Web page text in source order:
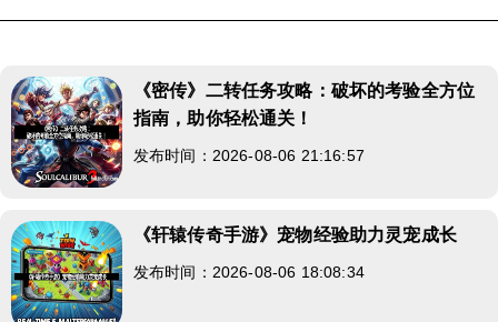
《密传》二转任务攻略：破坏的考验全方位
指南，助你轻松通关！
发布时间：2026-08-06 21:16:57
《轩辕传奇手游》宠物经验助力灵宠成长
发布时间：2026-08-06 18:08:34